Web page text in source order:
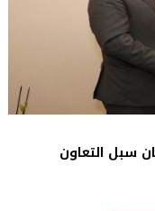
سبل التعاون